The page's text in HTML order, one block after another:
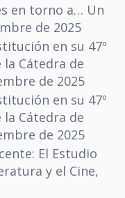
en torno a… Un
de 2025
en su 47º
Cátedra de
de 2025
en su 47º
Cátedra de
de 2025
El Estudio
y el Cine,